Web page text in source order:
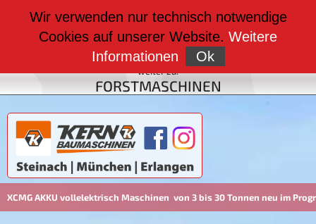
AKKU vollelektrisch Maschinen von 3 bis 30 Tonnen neu im
BAUMASCHINEN
weiter zu:
FAHRZEUGBAU
weiter zu:
FORSTMASCHINEN
Wir verwenden nur technisch notwendige
Cookies auf unserer Website. Weitere
Informationen
Ok